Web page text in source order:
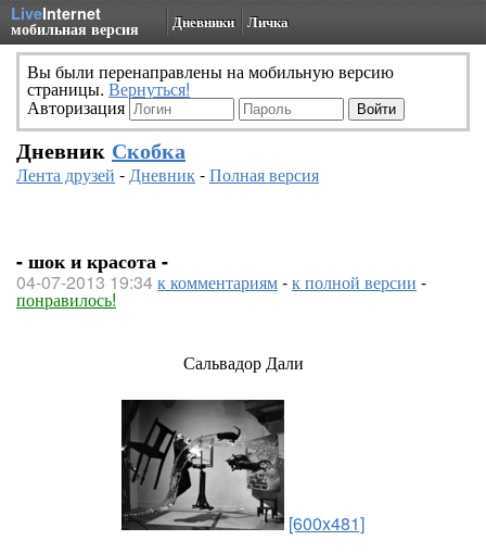
LiveInternet
мобильная версия Дневники Личка
Вы были перенаправлены на мобильную версию
страницы. Вернуться!
Авторизация
Дневник Скобка
Лента друзей -Дневник-Полная версия
- шок и красота -
04-07-2013 19:34к комментариям-к полной версии -
понравилось!
Сальвадор Дали
[600x481]